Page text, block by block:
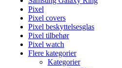
Pixel
Pixel covers
Pixel beskyttelsesglas
Pixel tilbehør
Pixel watch
Flere kategorier
Kategorier